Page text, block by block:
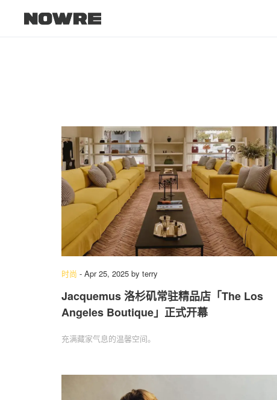
时尚 - Apr 25, 2025 by terry
Jacquemus 洛杉矶常驻精品店「The Los
Angeles Boutique」正式开幕
充满藏家气息的温馨空间。